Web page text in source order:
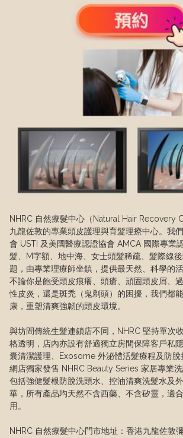
NHRC 自然療髮中心（Natural Hair Recovery
九龍佐敦的專業頭皮護理與育髮理療中心。我
會 USTI 及美國醫療認證協會 AMCA 國際專業
髮、M字額、地中海、女士頭髮稀疏、髮際線
題，由專業理療師坐鎮，提供最天然、科學的
不論你是飽受頭皮痕癢、頭瘡、頑固頭皮屑、
性皮炎，還是斑禿（鬼剃頭）的困擾，我們都
康，重塑清爽強韌的頭皮環境。
與坊間傳統生髮連鎖店不同，NHRC 堅持單次
格透明，店內亦設有舒適獨立房間保障客戶私
囊清潔護理、Exosome 外泌體活髮療程及防脫
網店獨家發售 NHRC Beauty Series 家居專業洗
包括強健髮根防脫洗頭水、控油清爽洗髮水及
華，所有產品均天然不含西藥、不含矽靈，適
用。
NHRC 自然療髮中心門市地址：香港九龍佐敦